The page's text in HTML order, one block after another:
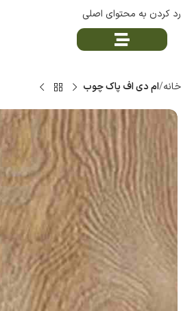
رد کردن به محتوای اصلی
خانه ام دی اف پاک چوب